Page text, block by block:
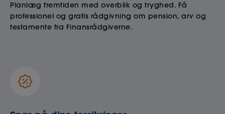
Planlæg fremtiden med overblik og tryghed. Få
professionel og gratis rådgivning om pension, arv og
testamente fra Finansrådgiverne.